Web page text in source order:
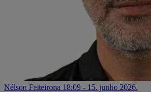
Nélson Feiteirona 18:09 - 15. junho 2026.